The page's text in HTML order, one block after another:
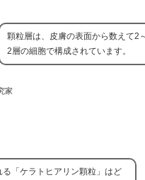
家
顆粒層は、皮膚の表面から数えて2
2層の細胞で構成されています。
る「ケラトヒアリン顆粒」はど